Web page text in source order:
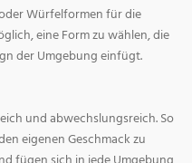
Würfelformen für die
eine Form zu wählen, die
der Umgebung einfügt.
und abwechslungsreich. So
eigenen Geschmack zu